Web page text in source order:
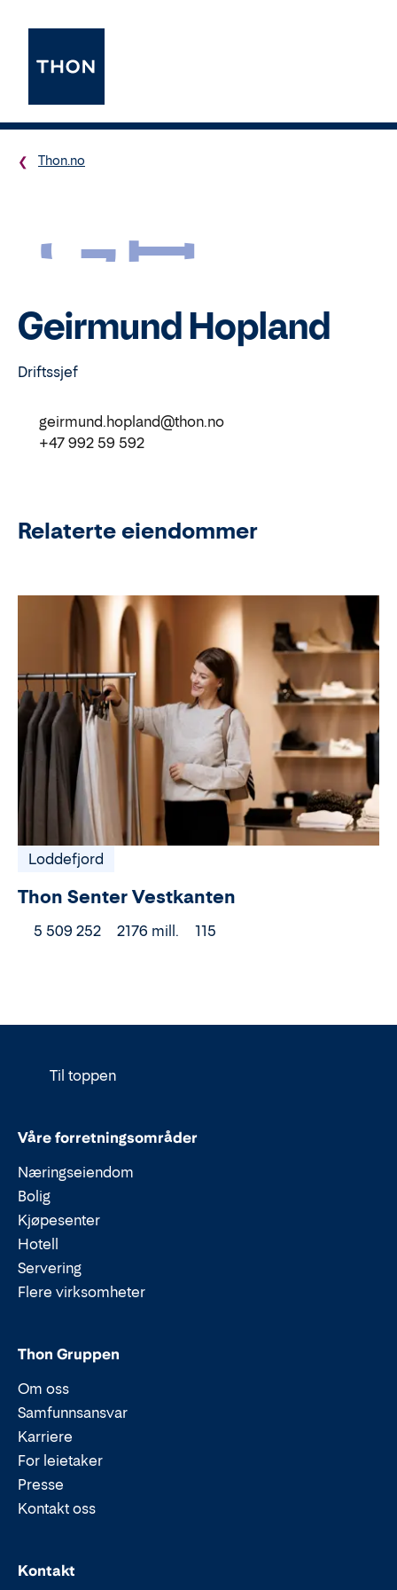
Thon.no
GH
Geirmund Hopland
Driftssjef
geirmund.hopland@thon.no
+47 992 59 592
Relaterte eiendommer
Loddefjord
Thon Senter Vestkanten
5 509 252 2176 mill. 115
Til toppen
Våre forretningsområder
Næringseiendom
Bolig
Kjøpesenter
Hotell
Servering
Flere virksomheter
Thon Gruppen
Om oss
Samfunnsansvar
Karriere
For leietaker
Presse
Kontakt oss
Kontakt
Epost:
Telefon: